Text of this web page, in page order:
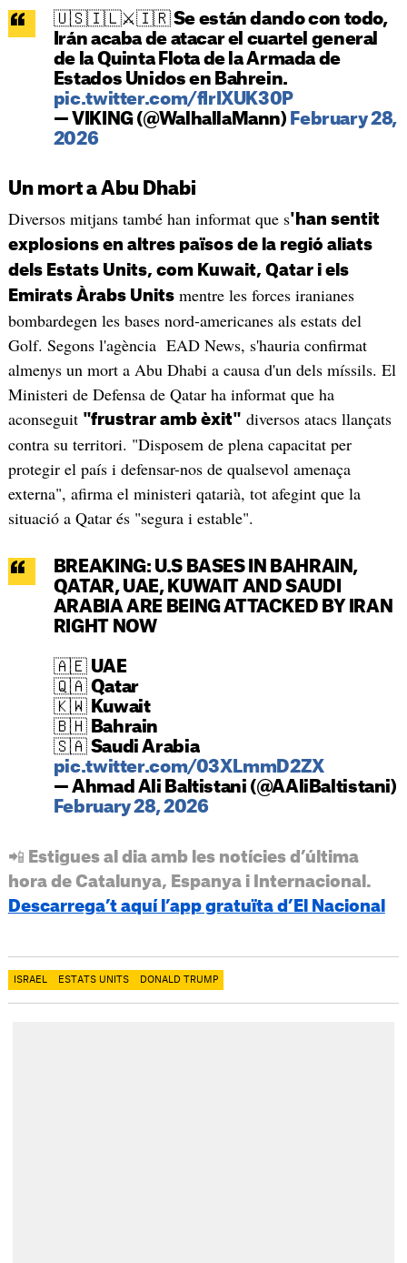
🇺🇸🇮🇱⚔️🇮🇷 Se están dando con todo,
Irán acaba de atacar el cuartel general
de la Quinta Flota de la Armada de
Estados Unidos en Bahrein.
pic.twitter.com/fIrIXUK30P
— VIKING (@WalhallaMann) February 28,
2026
Un mort a Abu Dhabi
Diversos mitjans també han informat que s'han sentit
explosions en altres països de la regió aliats
dels Estats Units, com Kuwait, Qatar i els
Emirats Àrabs Unitsmentre les forces iranianes
bombardegen les bases nord-americanes als estats del
Golf. Segons l'agència EAD News, s'hauria confirmat
almenys un mort a Abu Dhabi a causa d'un dels míssils. El
Ministeri de Defensa de Qatar ha informat que ha
aconseguit "frustrar amb èxit" diversos atacs llançats
contra su territori. "Disposem de plena capacitat per
protegir el país i defensar-nos de qualsevol amenaça
externa", afirma el ministeri qatarià, tot afegint que la
situació a Qatar és "segura i estable".
BREAKING: U.S BASES IN BAHRAIN,
QATAR, UAE, KUWAIT AND SAUDI
ARABIA ARE BEING ATTACKED BY IRAN
RIGHT NOW
🇦🇪 UAE
🇶🇦 Qatar
🇰🇼 Kuwait
🇧🇭 Bahrain
🇸🇦 Saudi Arabia
pic.twitter.com/03XLmmD2ZX
— Ahmad Ali Baltistani (@AAliBaltistani)
February 28, 2026
📲 Estigues al dia amb les notícies d’última
hora de Catalunya, Espanya i Internacional.
Descarrega’t aquí l’app gratuïta d’El Nacional
ISRAEL ESTATS UNITS DONALD TRUMP